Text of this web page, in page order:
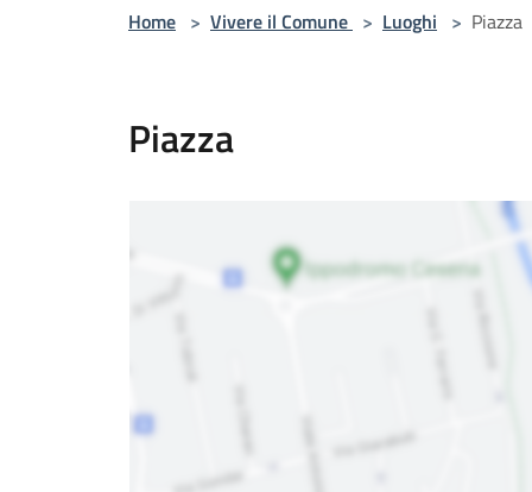
Home > Vivere il Comune > Luoghi > Piazza
Piazza